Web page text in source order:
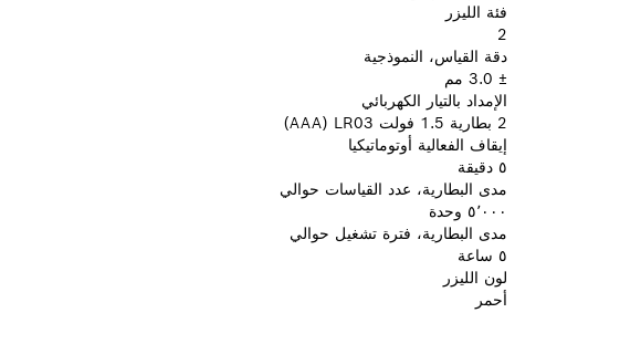
فئة الليزر
2
دقة القياس، النموذجية
± 3.0 مم
الإمداد بالتيار الكهربائي
2 بطارية 1.5 فولت LR03 ‏‎(AAA)‎
إيقاف الفعالية أوتوماتيكيا
٥ دقيقة
مدى البطارية، عدد القياسات حوالي
٥٬٠٠٠ وحدة
مدى البطارية، فترة تشغيل حوالي
٥ ساعة
لون الليزر
أحمر